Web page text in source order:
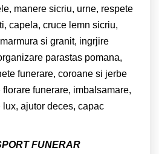
manere sicriu, urne, respete
capela, cruce lemn sicriu,
si granit, ingrjire
parastas pomana,
funerare, coroane si jerbe
funerare, imbalsamare,
ajutor deces, capac
FUNERAR